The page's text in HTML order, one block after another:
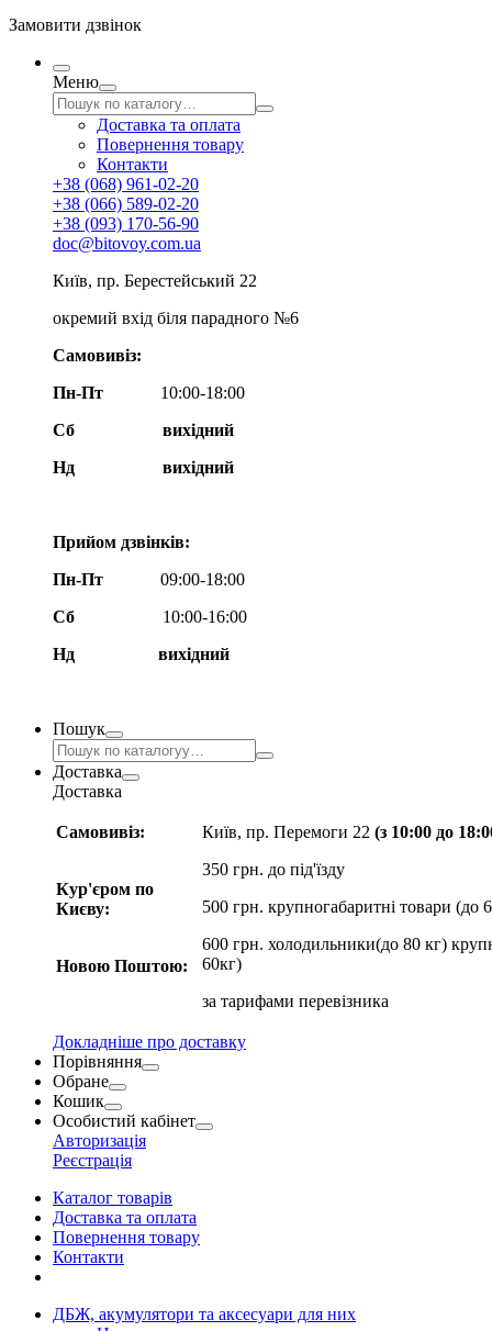
Замовити дзвінок
Меню
Доставка та оплата
Повернення товару
Контакти
+38 (068) 961-02-20
+38 (066) 589-02-20
+38 (093) 170-56-90
doc@bitovoy.com.ua
Київ, пр. Берестейський 22
окремий вхід біля парадного №6
Самовивіз:
Пн-Пт
10:00-18:00
Сб
вихідний
Нд
вихідний
Прийом дзвінків:
Пн-Пт
09:00-18:00
Сб
10:00-16:00
Нд вихідний
Пошук
Доставка
Доставка
Самовивіз:
Кур'єром по
Києву:
Новою Поштою:
Київ, пр. Перемоги 22 (з 10:00 до
350 грн. до під'їзду
500 грн. крупногабаритні товари (до
600 грн. холодильники(до 80 кг)
60кг)
за тарифами перевізника
Докладніше про доставку
Порівняння
Обране
Кошик
Особистий кабінет
Авторизація
Реєстрація
Каталог товарів
Доставка та оплата
Повернення товару
Контакти
ДБЖ, акумулятори та аксесуари для них